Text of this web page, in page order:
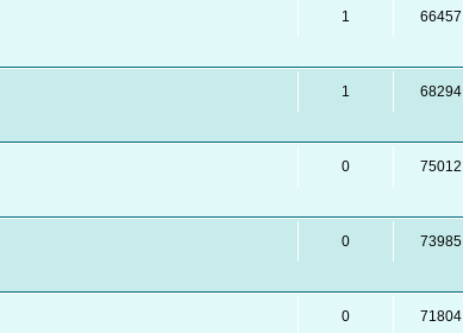
1 66457
1 68294
0 75012
0 73985
0 71804